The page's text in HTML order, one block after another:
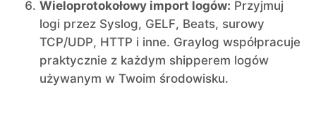
Wieloprotokołowy import logów: Przyjmuj
logi przez Syslog, GELF, Beats, surowy
TCP/UDP, HTTP i inne. Graylog współpracuje
praktycznie z każdym shipperem logów
używanym w Twoim środowisku.